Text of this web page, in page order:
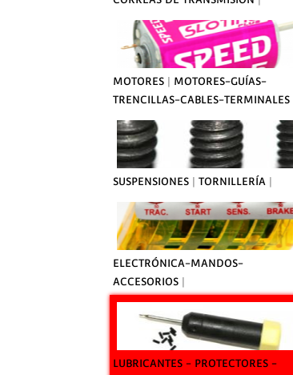
MOTORES
MOTORES-GUÍAS-
TRENCILLAS-CABLES-TERMINALES
SUSPENSIONES TORNILLERÍA
ELECTRÓNICA-MANDOS-
ACCESORIOS
LUBRICANTES - PROTECTORES -